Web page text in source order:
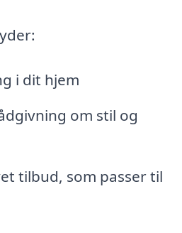
i dit hjem
om stil og
tilbud, som passer til